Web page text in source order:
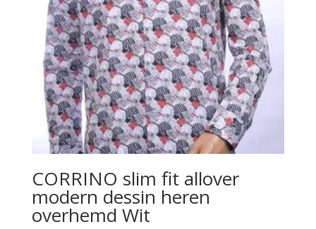
CORRINO slim fit allover
modern dessin heren
overhemd Wit